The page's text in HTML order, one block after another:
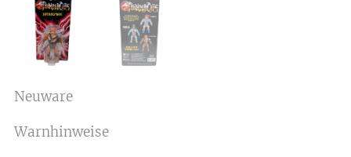
Neuware
Warnhinweise